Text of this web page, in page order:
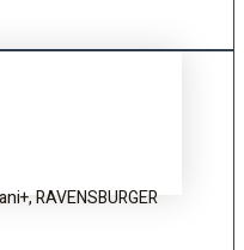
RAVENSBURGER